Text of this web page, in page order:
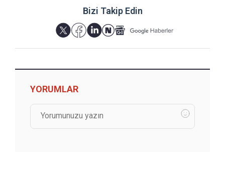
Bizi Takip Edin
YORUMLAR